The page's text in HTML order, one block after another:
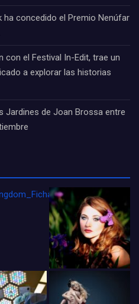
ha concedido el Premio Nenúfar
con el Festival In-Edit, trae un
a explorar las historias
Jardines de Joan Brossa entre